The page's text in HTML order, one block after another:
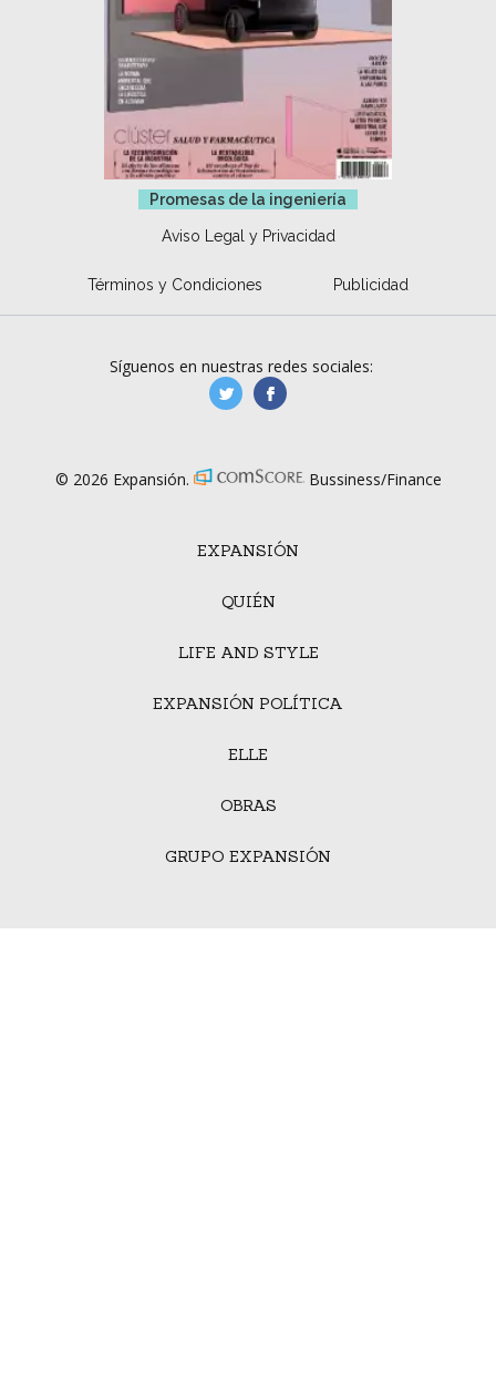
Promesas de la ingeniería
Aviso Legal y Privacidad
Términos y Condiciones Publicidad
EXPANSIÓN
QUIÉN
LIFE AND STYLE
EXPANSIÓN POLÍTICA
ELLE
OBRAS
GRUPO EXPANSIÓN
Síguenos en nuestras redes sociales:
manufacturaGE
© 2026 Expansión. Bussiness/Finance